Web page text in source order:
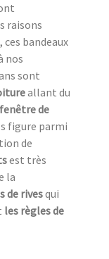
raisons
bandeaux
nos
sont
allant du
fenêtre de
figure parmi
de
est très
la
de rivesqui
les règles de